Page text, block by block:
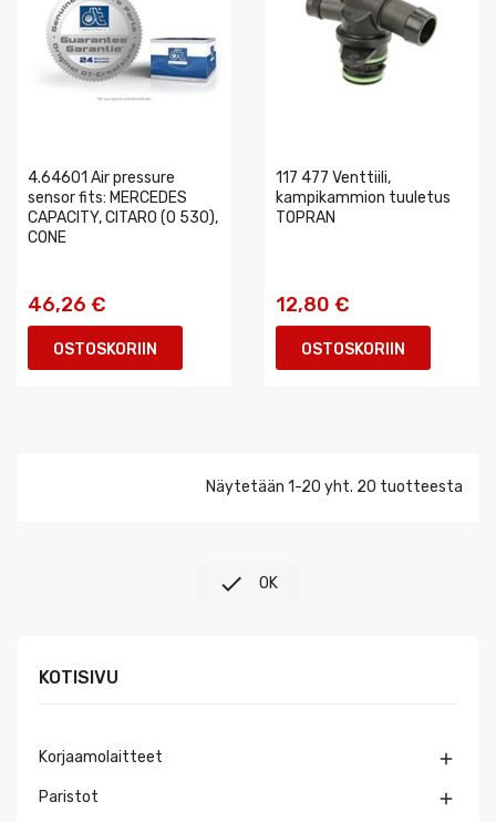
4.64601 Air pressure
sensor fits: MERCEDES
CAPACITY, CITARO (O 530),
CONE
46,26 €
OSTOSKORIIN
117 477 Venttiili,
kampikammion tuuletus
TOPRAN
12,80 €
OSTOSKORIIN
Näytetään 1-20 yht. 20 tuotteesta
 OK
KOTISIVU
Korjaamolaitteet 
Paristot 